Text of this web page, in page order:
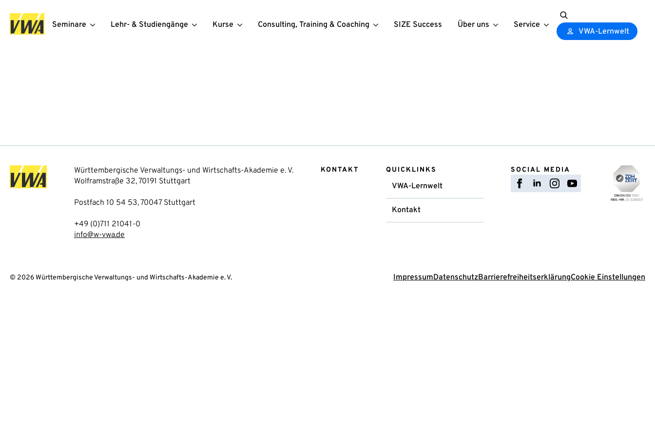
Seminare Lehr- & Studiengänge Kurse Consulting, Training & Coaching SIZE Success Über uns Service
Search
for:
VWA-Lernwelt
Württembergische Verwaltungs- und Wirtschafts-Akademie e. V.
Wolframstraße 32, 70191 Stuttgart
Postfach 10 54 53, 70047 Stuttgart
+49 (0)711 21041-0
info@w-vwa.de
KONTAKT QUICKLINKS
VWA-Lernwelt
Kontakt
SOCIAL MEDIA
© 2026 Württembergische Verwaltungs- und Wirtschafts-Akademie e. V. ImpressumDatenschutzBarrierefreiheitserklärungCookie Einstellungen